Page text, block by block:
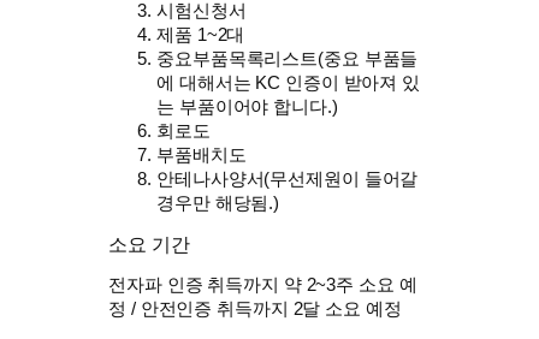
시험신청서
제품 1~2대
중요부품목록리스트(중요 부품들
에 대해서는 KC 인증이 받아져 있
는 부품이어야 합니다.)
회로도
부품배치도
안테나사양서(무선제원이 들어갈
경우만 해당됨.)
소요 기간
전자파 인증 취득까지 약 2~3주 소요 예
정 / 안전인증 취득까지 2달 소요 예정